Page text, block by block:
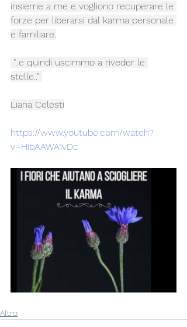
insieme a me e vogliono recuperare le
forze per liberarsi dal karma personale
e familiare.
stelle.."
Liana Celesti
https://www.youtube.com/watch?
v=HibAAWA1vDc
Altro